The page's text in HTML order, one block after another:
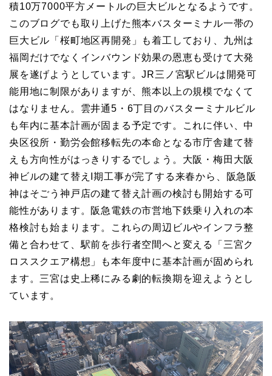
積10万7000平方メートルの巨大ビルとなるようです。
このブログでも取り上げた熊本バスターミナル一帯の
巨大ビル「桜町地区再開発」も着工しており、九州は
福岡だけでなくインバウンド効果の恩恵も受けて大発
展を遂げようとしています。JR三ノ宮駅ビルは開発可
能用地に制限がありますが、熊本以上の規模でなくて
はなりません。雲井通5・6丁目のバスターミナルビル
も年内に基本計画が固まる予定です。これに伴い、中
央区役所・勤労会館移転先の本命となる市庁舎建て替
えも方向性がはっきりするでしょう。大阪・梅田大阪
神ビルの建て替えI期工事が完了する来春から、阪急阪
神はそごう神戸店の建て替え計画の検討も開始する可
能性があります。阪急電鉄の市営地下鉄乗り入れの本
格検討も始まります。これらの周辺ビルやインフラ整
備と合わせて、駅前を歩行者空間へと変える「三宮ク
ロススクエア構想」も本年度中に基本計画が固められ
ます。三宮は史上稀にみる劇的転換期を迎えようとし
ています。